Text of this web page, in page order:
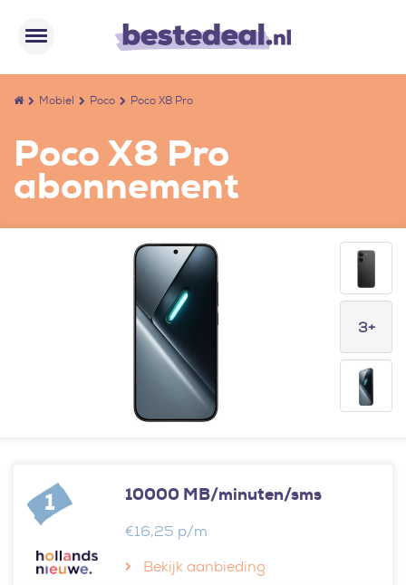
Mobiel Poco Poco X8 Pro
Poco X8 Pro
abonnement
3+
1 10000 MB/minuten/sms
€16,25 p/m
Bekijk aanbieding